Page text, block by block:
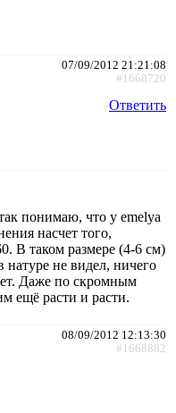
07/09/2012 21:21:08
#1668720
Ответить
понимаю, что у emelya
насчет того,
В таком размере (4-6 см)
натуре не видел, ничего
Даже по скромным
ещё расти и расти.
08/09/2012 12:13:30
#1668882